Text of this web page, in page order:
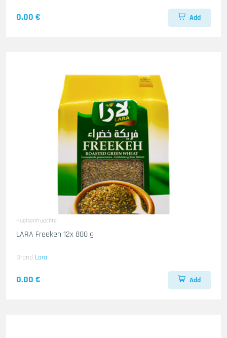
0.00 € Add
Huelsenfruechte
LARA Freekeh 12x 800 g
Brand Lara
0.00 € Add